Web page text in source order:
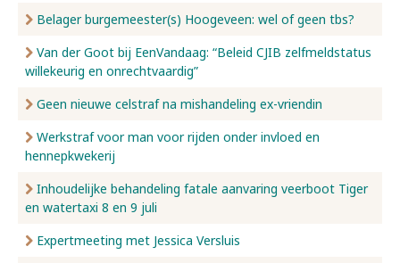
Belager burgemeester(s) Hoogeveen: wel of geen tbs?
Van der Goot bij EenVandaag: “Beleid CJIB zelfmeldstatus
willekeurig en onrechtvaardig”
Geen nieuwe celstraf na mishandeling ex-vriendin
Werkstraf voor man voor rijden onder invloed en
hennepkwekerij
Inhoudelijke behandeling fatale aanvaring veerboot Tiger
en watertaxi 8 en 9 juli
Expertmeeting met Jessica Versluis